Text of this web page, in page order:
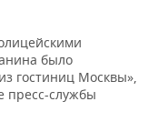
было
гостиниц Москвы»,
пресс-службы